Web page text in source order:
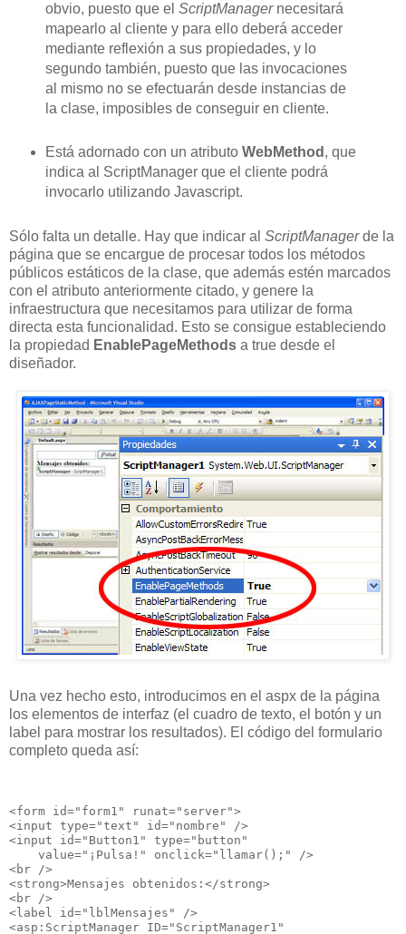
obvio, puesto que el ScriptManagernecesitará
mapearlo al cliente y para ello deberá acceder
mediante reflexión a sus propiedades, y lo
segundo también, puesto que las invocaciones
al mismo no se efectuarán desde instancias de
la clase, imposibles de conseguir en cliente.
Está adornado con un atributo WebMethod , que
indica al ScriptManager que el cliente podrá
invocarlo utilizando Javascript.
Sólo falta un detalle. Hay que indicar al ScriptManagerde la
página que se encargue de procesar todos los métodos
públicos estáticos de la clase, que además estén marcados
con el atributo anteriormente citado, y genere la
infraestructura que necesitamos para utilizar de forma
directa esta funcionalidad. Esto se consigue estableciendo
la propiedad EnablePageMethods a true desde el
diseñador.
Una vez hecho esto, introducimos en el aspx de la página
los elementos de interfaz (el cuadro de texto, el botón y un
label para mostrar los resultados). El código del formulario
completo queda así:
<form id="form1" runat="server">
<input type="text" id="nombre" />
<input id="Button1" type="button"
    value="¡Pulsa!" onclick="llamar();" />
<br />
<strong>Mensajes obtenidos:</strong>
<br />
<label id="lblMensajes" />
<asp:ScriptManager ID="ScriptManager1"